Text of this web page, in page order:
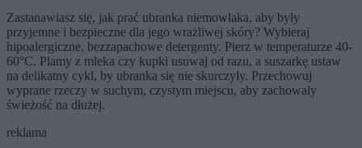
Zastanawiasz się, jak prać ubranka niemowlaka, aby były
przyjemne i bezpieczne dla jego wrażliwej skóry? Wybieraj
hipoalergiczne, bezzapachowe detergenty. Pierz w temperaturze 40-
60°C. Plamy z mleka czy kupki usuwaj od razu, a suszarkę ustaw
na delikatny cykl, by ubranka się nie skurczyły. Przechowuj
wyprane rzeczy w suchym, czystym miejscu, aby zachowały
świeżość na dłużej.
reklama